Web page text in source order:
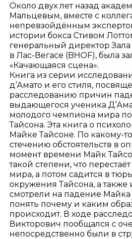
Около двух лет назад
Мальцевым, вместе с
непревзойдённым
истории бокса Стивом
генеральный директор
в Лас-Вегасе (BHOF), была
«Качающаяся сцена».
Книга из серии
д’Амато и его стиля,
расследованию причин
выдающегося ученика
молодого чемпиона мира
Тайсона. Эта книга о
Майке Тайсоне. По какому-
стечению обстоятельств в
момент времени Майк
такой степени, что
мира, а потом садится в
окружения Тайсона, а также
смотрели на падение
понять почему и каким
происходит. В ходе
Викторович пообщался с
непосредственно были в